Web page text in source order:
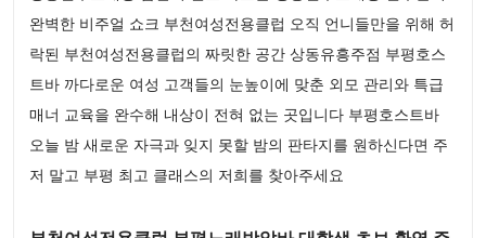
완벽한 비주얼 쇼크 부천여성전용클럽 오직 언니들만을 위해 허
락된 부천여성전용클럽의 짜릿한 공간 상동유흥주점 부평호스
트바 까다로운 여성 고객들의 눈높이에 맞춘 외모 관리와 특급
매너 교육을 완수해 내상이 전혀 없는 곳입니다 부평호스트바
오늘 밤 새로운 자극과 잊지 못할 밤의 판타지를 원하신다면 주
저 말고 부평 최고 클래스의 저희를 찾아주세요